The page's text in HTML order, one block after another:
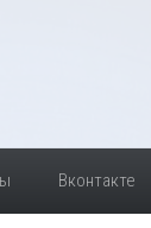
Вконтакте